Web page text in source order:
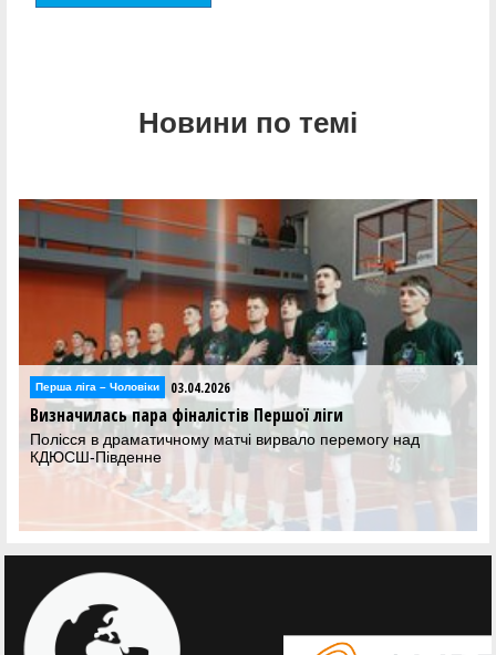
Новини по темі
Відео 03.04.2026
Фінал восьми Першої ліги: відеотрансляція матчів 3
квітня
Дивіться трансляцію матчів вирішального етапу Першої ліги